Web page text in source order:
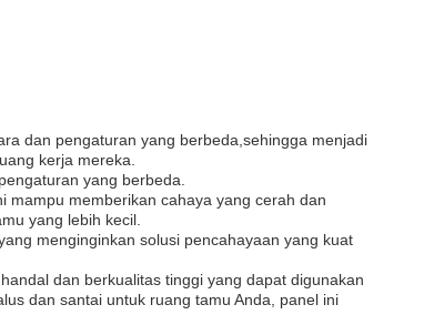
dan pengaturan yang berbeda,sehingga menjadi
kerja mereka.
yang berbeda.
mampu memberikan cahaya yang cerah dan
yang lebih kecil.
menginginkan solusi pencahayaan yang kuat
dan berkualitas tinggi yang dapat digunakan
dan santai untuk ruang tamu Anda, panel ini